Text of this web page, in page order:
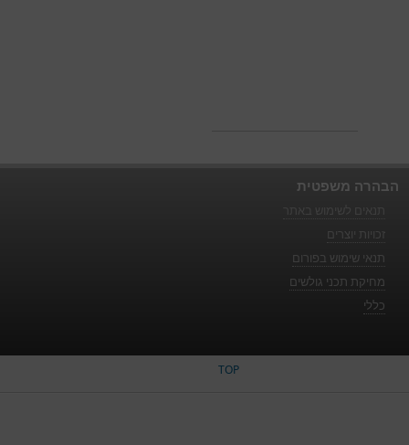
הבהרה משפטית
זכויות יוצרים
תנאי שימוש בפורום
מחיקת תכני גולשים
כללי
TOP